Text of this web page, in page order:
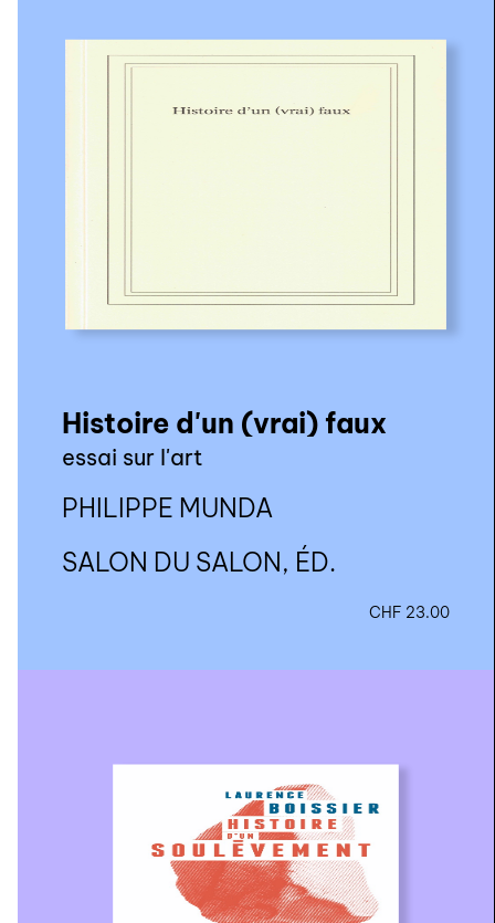
Histoire d'un (vrai) faux
essai sur l'art
PHILIPPE MUNDA
SALON DU SALON, ÉD.
CHF 23.00